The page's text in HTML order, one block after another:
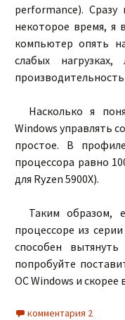
performance).
некоторое время, я
компьютер опять
слабых
Насколько я
Windows управлять
простое. В
процессора равно
для Ryzen 5900X).
Таким образом,
процессоре из
способен
попробуйте
ОС Windows и скорее
комментария 2